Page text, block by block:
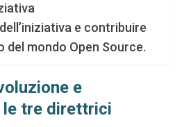
e contribuire
del mondo Open Source.
e
le tre direttrici